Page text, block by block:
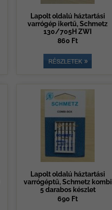
Lapolt oldalú háztartási
varrógép ikertű, Schmetz
130/705H ZWI
860 Ft
Lapolt oldalú háztartási
varrógéptű, Schmetz kombi
5 darabos készlet
690 Ft